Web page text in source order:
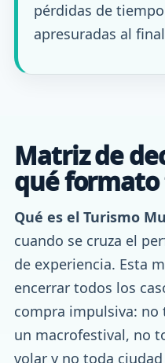
pérdidas de
apresuradas al
Matriz de
qué
Qué es el Turismo
cuando se cruza el
de experiencia. Esta
encerrar todos los
compra impulsiva:
un macrofestival, no
volar y no toda